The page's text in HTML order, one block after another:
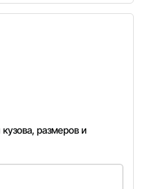
размеров и